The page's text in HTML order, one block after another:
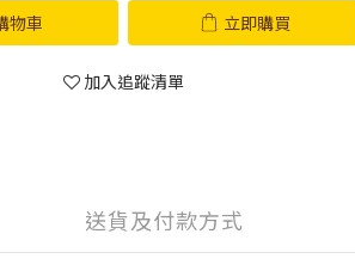
物車 立即購買
加入追蹤清單
送貨及付款方式